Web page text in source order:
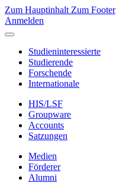
Zum Hauptinhalt Zum Footer
Anmelden
Studieninteressierte
Studierende
Forschende
Internationale
HIS/LSF
Groupware
Accounts
Satzungen
Medien
Förderer
Alumni